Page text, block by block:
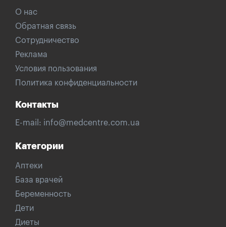
О нас
Обратная связь
Сотрудничество
Реклама
Условия пользования
Политика конфиденциальности
Контакты
E-mail: info@medcentre.com.ua
Категории
Аптеки
База врачей
Беременность
Дети
Диеты